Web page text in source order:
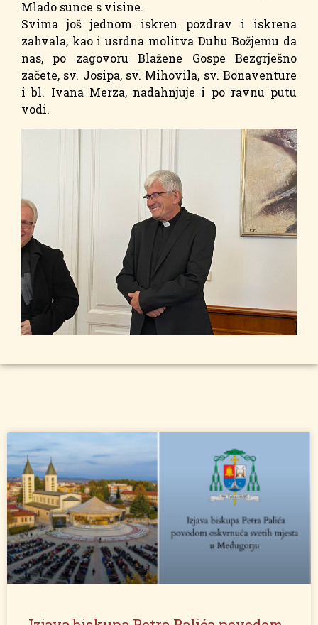
Mlado sunce s visine.
Svima još jednom iskren pozdrav i iskrena
zahvala, kao i usrdna molitva Duhu Božjemu da
nas, po zagovoru Blažene Gospe Bezgrješno
začete, sv. Josipa, sv. Mihovila, sv. Bonaventure
i bl. Ivana Merza, nadahnjuje i po ravnu putu
vodi.